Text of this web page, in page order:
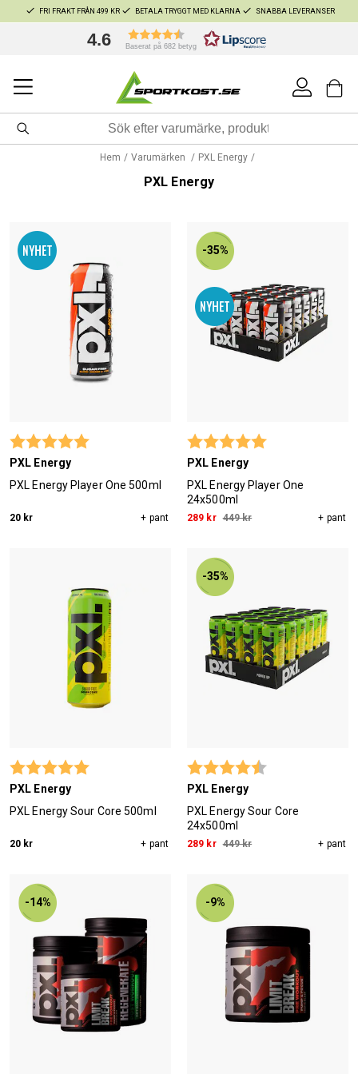
FRI FRAKT FRÅN 499 KR BETALA TRYGGT MED KLARNA SNABBA LEVERANSER
4.6 Baserat på 682 betyg
Hem Varumärken PXL Energy
PXL Energy
Betyg: 5.0 utav 5 stjärnor
PXL Energy
PXL Energy Player One 500ml
20 kr + pant
-35%
Betyg:
PXL Energy
PXL Energy Player One
24x500ml
289 kr 449 kr + pant
Betyg: 5.0 utav 5 stjärnor
PXL Energy
PXL Energy Sour Core 500ml
20 kr + pant
-35%
Betyg:
PXL Energy
PXL Energy Sour Core
24x500ml
289 kr 449 kr + pant
-14% -9%